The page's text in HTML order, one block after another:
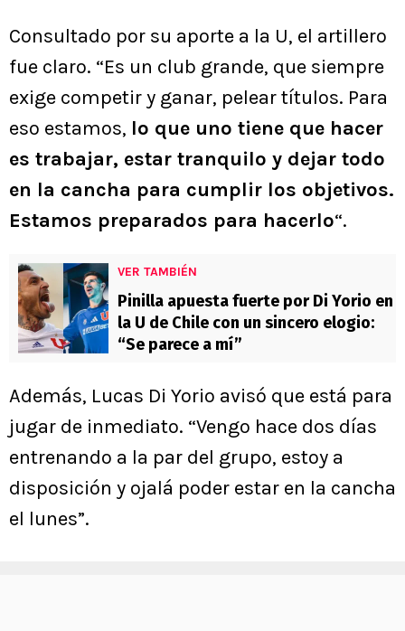
Consultado por su aporte a la U, el artillero
fue claro. “Es un club grande, que siempre
exige competir y ganar, pelear títulos. Para
eso estamos, lo que uno tiene que hacer
es trabajar, estar tranquilo y dejar todo
en la cancha para cumplir los objetivos.
Estamos preparados para hacerlo“.
VER TAMBIÉN
Pinilla apuesta fuerte por Di Yorio en
la U de Chile con un sincero elogio:
“Se parece a mí”
Además, Lucas Di Yorio avisó que está para
jugar de inmediato. “Vengo hace dos días
entrenando a la par del grupo, estoy a
disposición y ojalá poder estar en la cancha
el lunes”.